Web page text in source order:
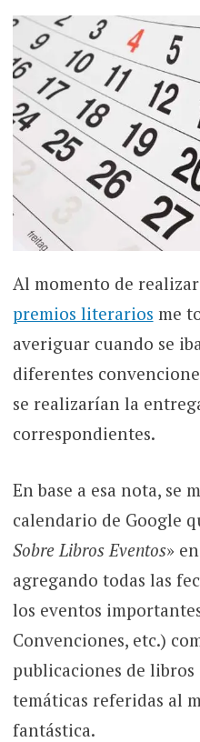
Al momento de
premios literarios me
averiguar cuando se
diferentes
se realizarían la
correspondientes.
En base a esa nota, se
calendario de Google
Sobre Libros Eventos»
agregando todas las
los eventos
Convenciones, etc.)
publicaciones de
temáticas referidas al
fantástica.